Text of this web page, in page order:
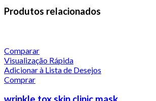
Produtos relacionados
Comparar
Visualização Rápida
Adicionar à Lista de Desejos
Comprar